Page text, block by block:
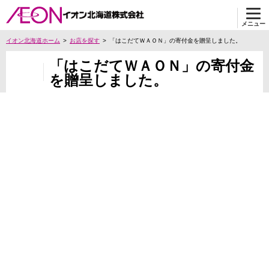
メニュー
イオン北海道ホーム お店を探す 「はこだてＷＡＯＮ」の寄付金を贈呈しました。
「はこだてＷＡＯＮ」の寄付金
を贈呈しました。